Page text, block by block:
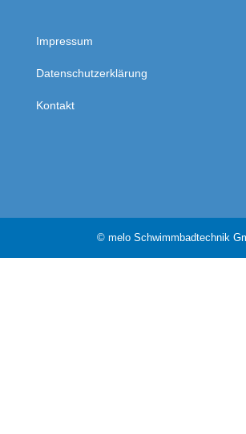
Impressum
Datenschutzerklärung
Kontakt
© melo Schwimmbadtechnik